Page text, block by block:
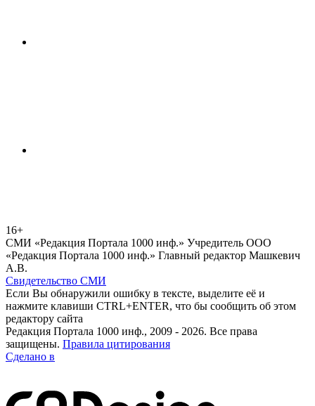
16+
СМИ «Редакция Портала 1000 инф.» Учредитель ООО
«Редакция Портала 1000 инф.» Главный редактор Машкевич
А.В.
Свидетельство СМИ
Если Вы обнаружили ошибку в тексте, выделите её и
нажмите клавиши CTRL+ENTER, что бы сообщить об этом
редактору сайта
Редакция Портала 1000 инф., 2009 - 2026. Все права
защищены. Правила цитирования
Сделано в